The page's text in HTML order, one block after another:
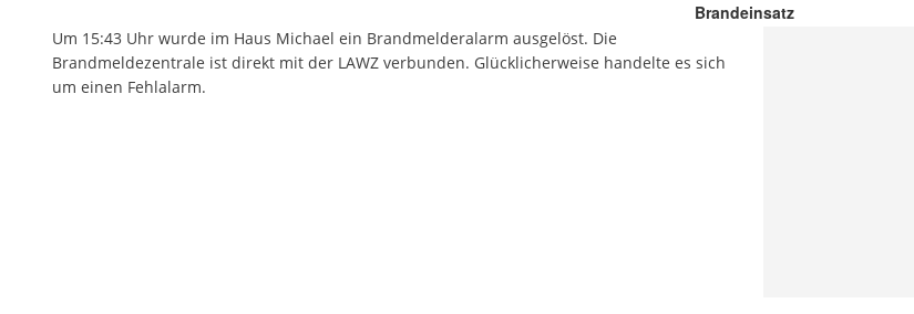
Brandeinsatz
Um 15:43 Uhr wurde im Haus Michael ein Brandmelderalarm ausgelöst. Die
Brandmeldezentrale ist direkt mit der LAWZ verbunden. Glücklicherweise handelte es sich
um einen Fehlalarm.